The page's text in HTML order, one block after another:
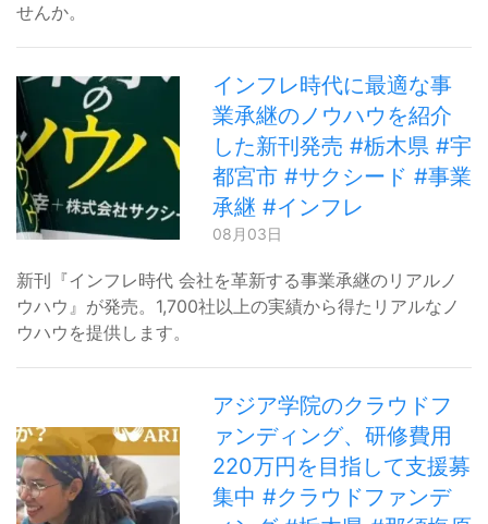
せんか。
インフレ時代に最適な事
業承継のノウハウを紹介
した新刊発売 #栃木県 #宇
都宮市 #サクシード #事業
承継 #インフレ
08月03日
新刊『インフレ時代 会社を革新する事業承継のリアルノ
ウハウ』が発売。1,700社以上の実績から得たリアルなノ
ウハウを提供します。
アジア学院のクラウドフ
ァンディング、研修費用
220万円を目指して支援募
集中 #クラウドファンデ